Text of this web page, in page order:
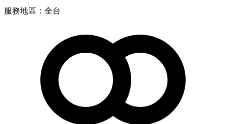
服務地區：全台